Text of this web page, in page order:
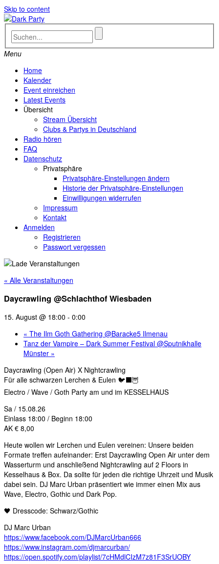
Skip to content
Menu
Home
Kalender
Event einreichen
Latest Events
Übersicht
Stream Übersicht
Clubs & Partys in Deutschland
Radio hören
FAQ
Datenschutz
Privatsphäre
Privatsphäre-Einstellungen ändern
Historie der Privatsphäre-Einstellungen
Einwilligungen widerrufen
Impressum
Kontakt
Anmelden
Registrieren
Passwort vergessen
« Alle Veranstaltungen
Daycrawling @Schlachthof Wiesbaden
15. August @ 18:00 - 0:00
« The Ilm Goth Gathering @Baracke5 Ilmenau
Tanz der Vampire – Dark Summer Festival @Sputnikhalle
Münster »
Daycrawling (Open Air) X Nightcrawling
Für alle schwarzen Lerchen & Eulen 🐦‍⬛🦉
Electro / Wave / Goth Party am und im KESSELHAUS
Sa / 15.08.26
Einlass 18:00 / Beginn 18:00
AK € 8,00
Heute wollen wir Lerchen und Eulen vereinen: Unsere beiden
Formate treffen aufeinander: Erst Daycrawling Open Air unter dem
Wasserturm und anschließend Nightcrawling auf 2 Floors in
Kesselhaus & Box. Da sollte für jeden die richtige Uhrzeit und Musik
dabei sein. DJ Marc Urban präsentiert wie immer einen Mix aus
Wave, Electro, Gothic und Dark Pop.
🖤 Dresscode: Schwarz/Gothic
DJ Marc Urban
https://www.facebook.com/DJMarcUrban666
https://www.instagram.com/djmarcurban/
https://open.spotify.com/playlist/7cHMdlCIzM7z81F3SrUOBY